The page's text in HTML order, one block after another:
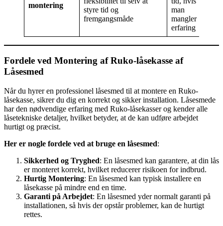
montering
styre tid og
fremgangsmåde
man
mangler
erfaring
Fordele ved Montering af Ruko-låsekasse af
Låsesmed
Når du hyrer en professionel låsesmed til at montere en Ruko-
låsekasse, sikrer du dig en korrekt og sikker installation. Låsesmede
har den nødvendige erfaring med Ruko-låsekasser og kender alle
låsetekniske detaljer, hvilket betyder, at de kan udføre arbejdet
hurtigt og præcist.
Her er nogle fordele ved at bruge en låsesmed:
Sikkerhed og Tryghed: En låsesmed kan garantere, at din lås
er monteret korrekt, hvilket reducerer risikoen for indbrud.
Hurtig Montering: En låsesmed kan typisk installere en
låsekasse på mindre end en time.
Garanti på Arbejdet: En låsesmed yder normalt garanti på
installationen, så hvis der opstår problemer, kan de hurtigt
rettes.